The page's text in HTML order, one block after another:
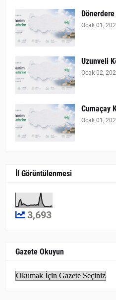
Ocak 01,
Uzunveli
Ocak 02,
Cumaçay
Ocak 01,
İl Görüntülenmesi
3,693
Gazete Okuyun